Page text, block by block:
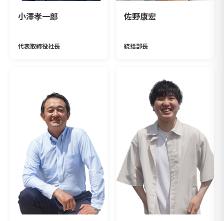
小澤孝一郎
代表取締役社長
佐野康宏
統括部長